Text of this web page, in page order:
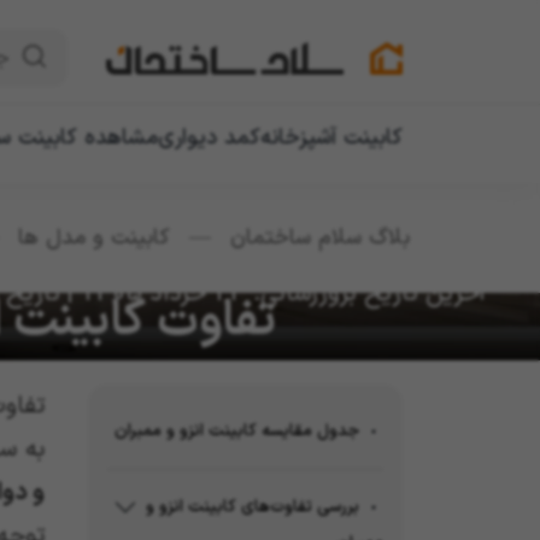
کابینت آشپزخانهکمد دیواریمشاهده کابینت
بلاگ سلام ساختمان کابینت و مدل ها
تفاوتآخرین تاریخ بروزرسانی: 23 خرداد 1405 |تاریخ
جدول مقایسه کابینت‌ انزو و ممبران
بررسی تفاوت‌های کابینت انزو و
به
و